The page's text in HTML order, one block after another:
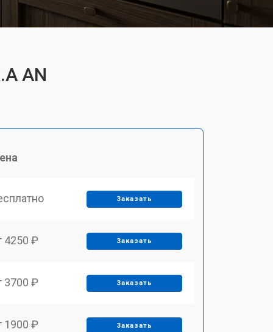
AN
Заказать
4250 ₽ Заказать
3700 ₽ Заказать
1900 ₽ Заказать